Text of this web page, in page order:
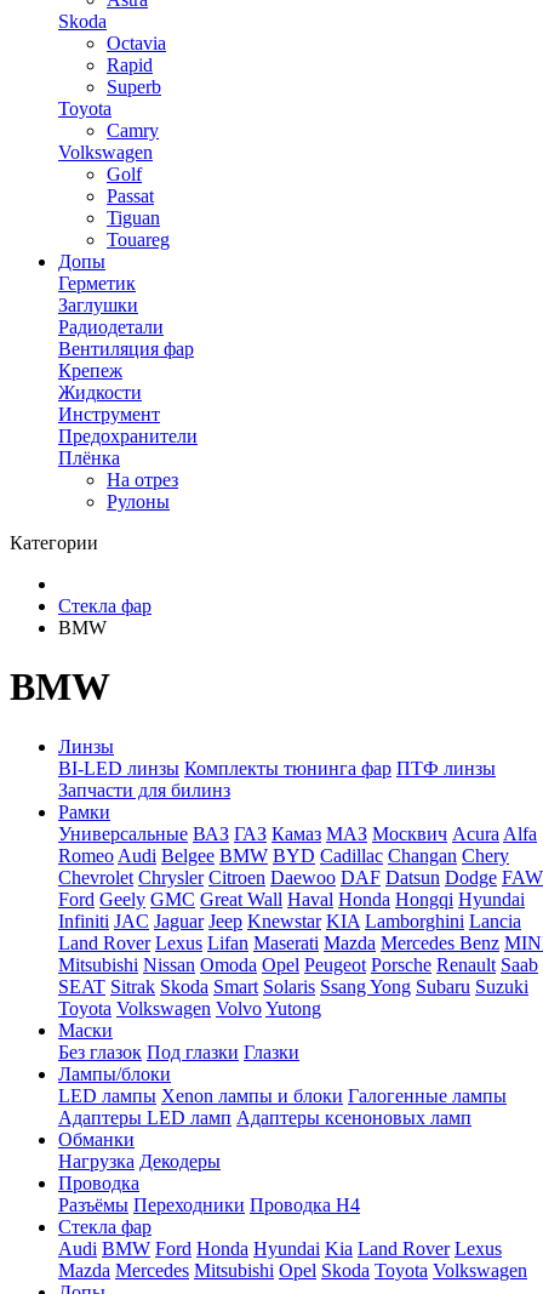
Skoda
Octavia
Rapid
Superb
Toyota
Camry
Volkswagen
Golf
Passat
Tiguan
Touareg
Допы
Герметик
Заглушки
Радиодетали
Вентиляция фар
Крепеж
Жидкости
Инструмент
Предохранители
Плёнка
На отрез
Рулоны
Категории
Стекла фар
BMW
BMW
Линзы
BI-LED линзы Комплекты тюнинга фар ПТФ линзы
Запчасти для билинз
Рамки
Универсальные ВАЗ ГАЗ Камаз МАЗ Москвич Acura Alfa
Romeo Audi Belgee BMW BYD Cadillac Changan Chery
Chevrolet Chrysler Citroen Daewoo DAF Datsun Dodge FAW
Ford Geely GMC Great Wall Haval Honda Hongqi Hyundai
Infiniti JAC Jaguar Jeep Knewstar KIA Lamborghini Lancia
Land Rover Lexus Lifan Maserati Mazda Mercedes Benz
Mitsubishi Nissan Omoda Opel Peugeot Porsche Renault Saab
SEAT Sitrak Skoda Smart Solaris Ssang Yong Subaru Suzuki
Toyota Volkswagen VolvoYutong
Маски
Без глазок Под глазки Глазки
Лампы/блоки
LED лампы Xenon лампы и блоки Галогенные лампы
Адаптеры LED ламп Адаптеры ксеноновых ламп
Обманки
Нагрузка Декодеры
Проводка
Разъёмы Переходники Проводка H4
Стекла фар
Audi BMW Ford Honda Hyundai Kia Land Rover Lexus
Mazda Mercedes Mitsubishi Opel Skoda Toyota Volkswagen